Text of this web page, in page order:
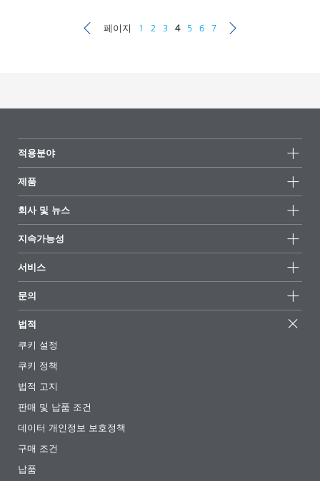
페이지 1 2 3 4 5 6 7
적용분야
제품
모든제품
하이라이트
회사 및 뉴스
뉴스
언론 및 미디어
소재지 및 판매점
전시회 및 이벤트
지속가능성
지속가능한 제품
성공 사례
EcoVadis
인증서
서비스
추천 배합
기사
전자책
규제 현황
첨가제 안내 앱
동영상
다운로드
문의
법적
쿠키 설정
쿠키 정책
법적 고지
판매 및 납품 조건
데이터 개인정보 보호정책
구매 조건
납품